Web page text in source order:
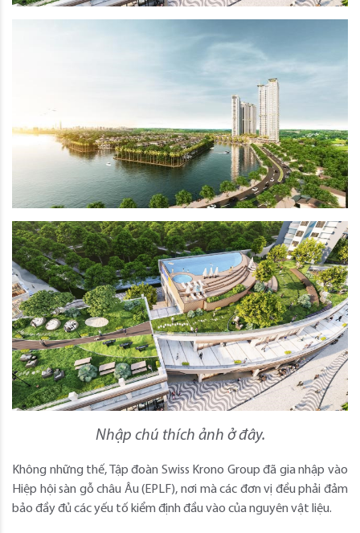
Nhập chú thích ảnh ở đây.
Không những thế, Tập đoàn Swiss Krono Group đã gia nhập vào
Hiệp hội sàn gỗ châu Âu (EPLF), nơi mà các đơn vị đều phải đảm
bảo đầy đủ các yếu tố kiểm định đầu vào của nguyên vật liệu.